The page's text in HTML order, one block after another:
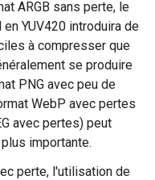
ARGB sans perte, le
YUV420 introduira de
à compresser que
se produire
PNG avec peu de
WebP avec pertes
avec pertes) peut
importante.
perte, l'utilisation de